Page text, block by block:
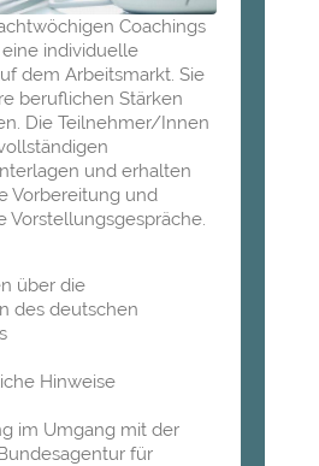
Coachings
individuelle
dem Arbeitsmarkt. Sie
beruflichen Stärken
Die Teilnehmer/Innen
und erhalten
Vorbereitung und
Vorstellungsgespräche.
über die
des deutschen
Hinweise
im Umgang mit der
für